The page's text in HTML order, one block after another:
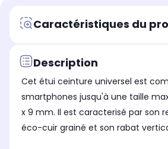
Caractéristiques du
Description
Cet étui ceinture universel est
smartphones jusqu'à une taille
x 9 mm. Il est caracterisé par son
éco-cuir grainé et son rabat